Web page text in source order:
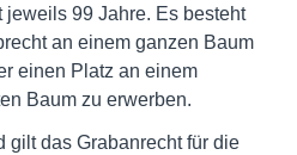
99 Jahre. Es besteht
an einem ganzen Baum
einen Platz an einem
Baum zu erwerben.
gilt das Grabanrecht für die